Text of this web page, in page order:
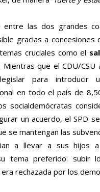
entre las dos grandes
gracias a concesiones
cruciales como el
Mientras que el CDU/
para introducir
en todo el país de
socialdemócratas
un acuerdo, el SPD
se mantengan las
a llevar a sus hijos
tema preferido: subir
rechazada por los